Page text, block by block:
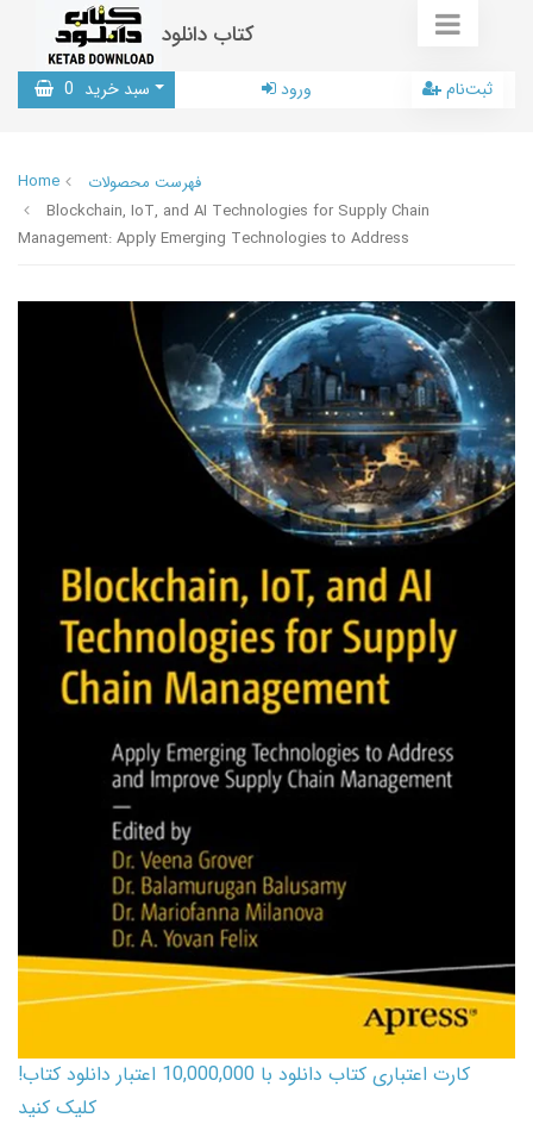
کتاب دانلود
سبد خرید 0 ورود ثبت‌نام
Home
فهرست محصولات
Blockchain, IoT, and AI Technologies for Supply Chain
Management: Apply Emerging Technologies to Address
کارت اعتباری کتاب دانلود با 10,000,000 اعتبار دانلود کتاب!
کلیک کنید